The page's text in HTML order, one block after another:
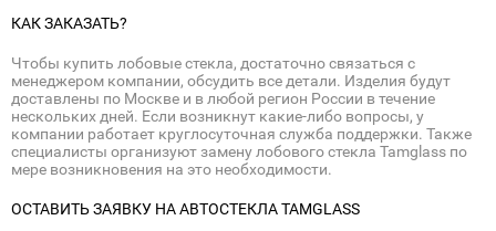
КАК ЗАКАЗАТЬ?
Чтобы купить лобовые стекла, достаточно связаться с
менеджером компании, обсудить все детали. Изделия будут
доставлены по Москве и в любой регион России в течение
нескольких дней. Если возникнут какие-либо вопросы, у
компании работает круглосуточная служба поддержки. Также
специалисты организуют замену лобового стекла Tamglass по
мере возникновения на это необходимости.
ОСТАВИТЬ ЗАЯВКУ НА АВТОСТЕКЛА TAMGLASS